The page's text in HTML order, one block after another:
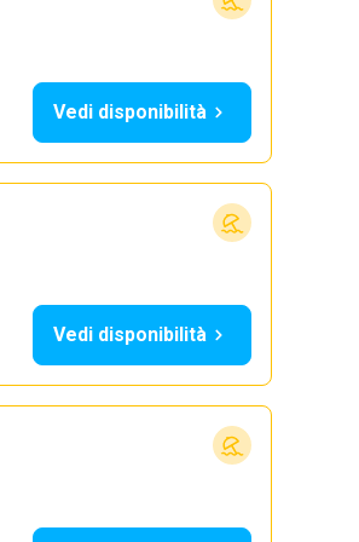
Vedi disponibilità
Vedi disponibilità